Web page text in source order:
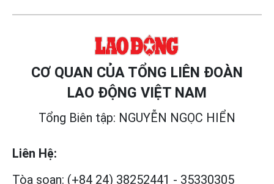
CƠ QUAN CỦA TỔNG LIÊN ĐOÀN
LAO ĐỘNG VIỆT NAM
Tổng Biên tập: NGUYỄN NGỌC HIỂN
Liên Hệ:
Tòa soạn: (+84 24) 38252441 - 35330305